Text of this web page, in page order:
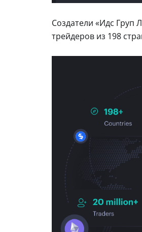
Создатели «Идс Груп
трейдеров из 198